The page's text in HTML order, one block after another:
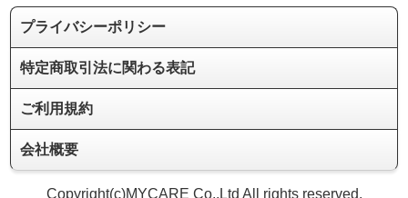
２ 利用者が本サービスを利用するために必要な通信回線
の利用料金は、本サービス料金には含まれず、利用者が直
（ＩＤ及びパスワードの管理責任）
第９条 本サービスを利用するには、利用者は、利用申込
用者が設定するパスワード（暗証番号）を使用するものと
します。
２ 利用者は、当社所定の手続により、パスワードを変更
プライバシーポリシー
特定商取引法に関わる表記
ご利用規約
会社概要
Copyright(c)MYCARE Co.,Ltd All rights reserved.